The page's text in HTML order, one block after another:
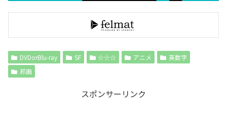
DVDorBlu-ray SF ☆☆☆ アニメ
英数字
邦画
スポンサーリンク